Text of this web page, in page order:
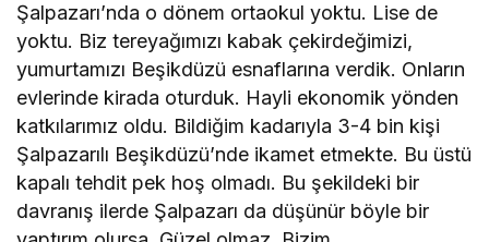
Şalpazarı’nda o dönem ortaokul yoktu. Lise de
yoktu. Biz tereyağımızı kabak çekirdeğimizi,
yumurtamızı Beşikdüzü esnaflarına verdik. Onların
evlerinde kirada oturduk. Hayli ekonomik yönden
katkılarımız oldu. Bildiğim kadarıyla 3-4 bin kişi
Şalpazarılı Beşikdüzü’nde ikamet etmekte. Bu üstü
kapalı tehdit pek hoş olmadı. Bu şekildeki bir
davranış ilerde Şalpazarı da düşünür böyle bir